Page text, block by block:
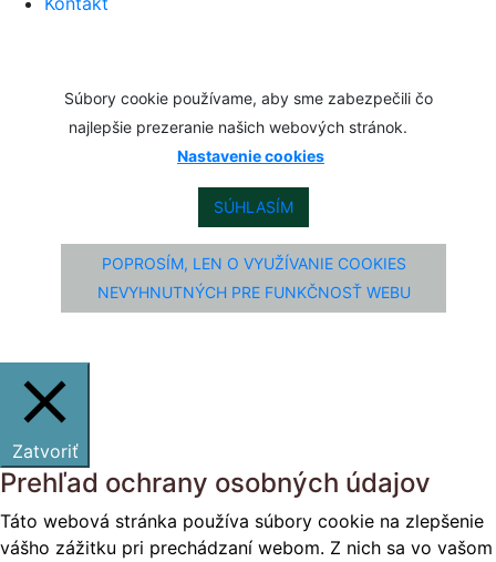
Súbory cookie používame, aby sme zabezpečili čo
najlepšie prezeranie našich webových stránok.
Nastavenie cookies
SÚHLASÍM
POPROSÍM, LEN O VYUŽÍVANIE COOKIES
NEVYHNUTNÝCH PRE FUNKČNOSŤ WEBU
Zatvoriť
Prehľad ochrany osobných údajov
Táto webová stránka používa súbory cookie na zlepšenie
vášho zážitku pri prechádzaní webom. Z nich sa vo vašom